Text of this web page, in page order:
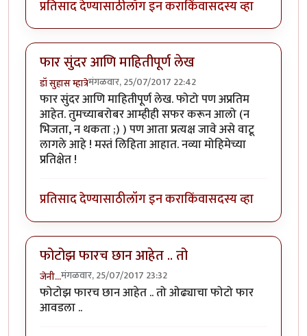
प्रतिसाद देण्यासाठीलॉग इन कराकिंवासदस्य व्हा
फार सुंदर आणि माहितीपूर्ण लेख
डॉ सुहास म्हात्रेमंगळवार, 25/07/2017 22:42
फार सुंदर आणि माहितीपूर्ण लेख. फोटो पण अप्रतिम
आहेत. तुमच्याबरोबर आम्हीही सफर करून आलो (न
भिजता, न थकता ;) ) पण आता प्रत्यक्ष जावे असे वाटू
लागले आहे ! मस्तं लिहिता आहात. नव्या मोहिमेच्या
प्रतिक्षेत !
प्रतिसाद देण्यासाठीलॉग इन कराकिंवासदस्य व्हा
फोटोझ फारच छान आहेत .. तो
जेनी...मंगळवार, 25/07/2017 23:32
फोटोझ फारच छान आहेत .. तो ओढ्याचा फोटो फार
आवडला ..